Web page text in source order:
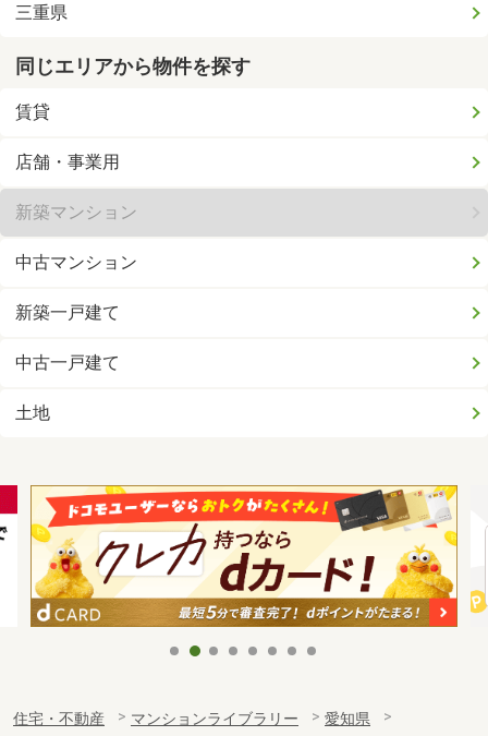
三重県
同じエリアから物件を探す
賃貸
店舗・事業用
新築マンション
中古マンション
新築一戸建て
中古一戸建て
土地
住宅・不動産 マンションライブラリー
愛知県